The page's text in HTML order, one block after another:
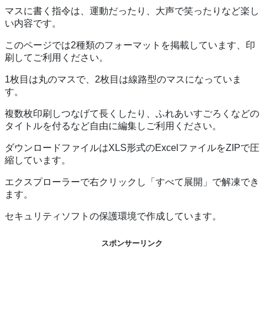
マスに書く指令は、運動だったり、大声で笑ったりなど楽し
い内容です。
このページでは2種類のフォーマットを掲載しています、印
刷してご利用ください。
1枚目は丸のマスで、2枚目は線路型のマスになっていま
す。
複数枚印刷しつなげて長くしたり、ふれあいすごろくなどの
タイトルを付るなど自由に編集しご利用ください。
ダウンロードファイルはXLS形式のExcelファイルをZIPで圧
縮しています。
エクスプローラーで右クリックし「すべて展開」で解凍でき
ます。
セキュリティソフトの保護環境で作成しています。
スポンサーリンク